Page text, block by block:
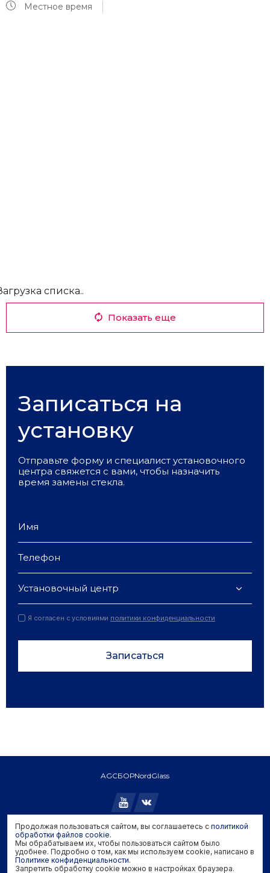
Местное время
списка..
Показать еще
Записаться на
установку
Отправьте форму и специалист установочного
центра свяжется с вами, чтобы назначить
время замены стекла.
Установочный центр
Я согласен с условиями политики конфиденциальности
Записаться
AGCБОРNordGlass
Copyright © 2026 AGC. All rights reserved.
Политика конфиденциальности
Политика обработки файлов cookie
Продолжая пользоваться сайтом, вы соглашаетесь с политикой
обработки файлов cookie.
Мы обрабатываем их, чтобы пользоваться сайтом было
удобнее. Подробно о том, как мы используем cookie, написано в
Политике конфиденциальности.
Запретить обработку cookie можно в настройках браузера.